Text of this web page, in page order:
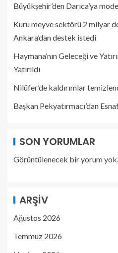
Büyükşehir’den Darıca’ya
Kuru meyve sektörü 2 milyar
Ankara’dan destek istedi
Haymana’nın Geleceği ve
Yatırıldı
Nilüfer’de kaldırımlar
Başkan Pekyatırmacı’dan
SON YORUMLAR
Görüntülenecek bir yorum yok.
ARŞIV
Ağustos 2026
Temmuz 2026